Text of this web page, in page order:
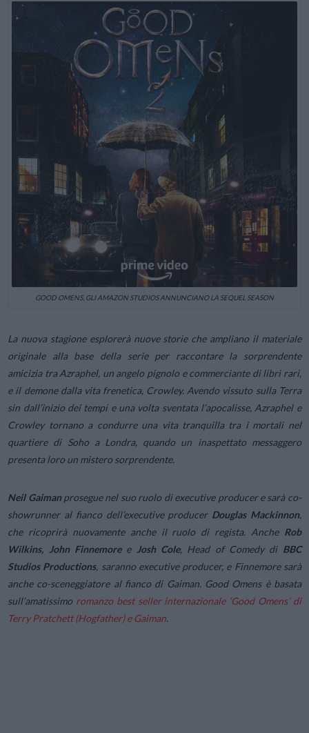
GOOD OMENS, GLI AMAZON STUDIOS ANNUNCIANO LA SEQUEL SEASON
La nuova stagione esplorerà nuove storie che ampliano il materiale
originale alla base della serie per raccontare la sorprendente
amicizia tra Azraphel, un angelo pignolo e commerciante di libri rari,
e il demone dalla vita frenetica, Crowley. Avendo vissuto sulla Terra
sin dall’inizio dei tempi e una volta sventata l’apocalisse, Azraphel e
Crowley tornano a condurre una vita tranquilla tra i mortali nel
quartiere di Soho a Londra, quando un inaspettato messaggero
presenta loro un mistero sorprendente.
Neil Gaimanprosegue nel suo ruolo di executive producer e sarà co-
showrunner al fianco dell’executive producer Douglas Mackinnon,
che ricoprirà nuovamente anche il ruolo di regista. Anche Rob
Wilkins, John FinnemoreeJosh Cole, Head of Comedy di BBC
Studios Productions, saranno executive producer, e Finnemore sarà
anche co-sceneggiatore al fianco di Gaiman. Good Omensè basata
sull’amatissimo romanzo best seller internazionale ‘Good Omens’ di
Terry Pratchett (Hogfather) e Gaiman.